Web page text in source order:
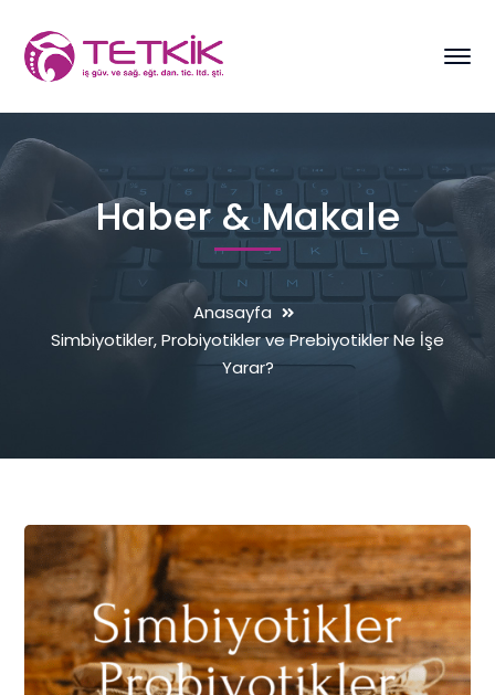
Haber & Makale
Anasayfa
Simbiyotikler, Probiyotikler ve Prebiyotikler Ne İşe
Yarar?